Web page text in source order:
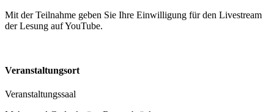
Mit der Teilnahme geben Sie Ihre Einwilligung für den Livestream
der Lesung auf YouTube.
Veranstaltungsort
Veranstaltungssaal